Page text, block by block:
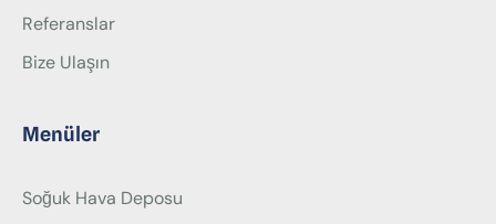
Referanslar
Bize Ulaşın
Menüler
Soğuk Hava Deposu